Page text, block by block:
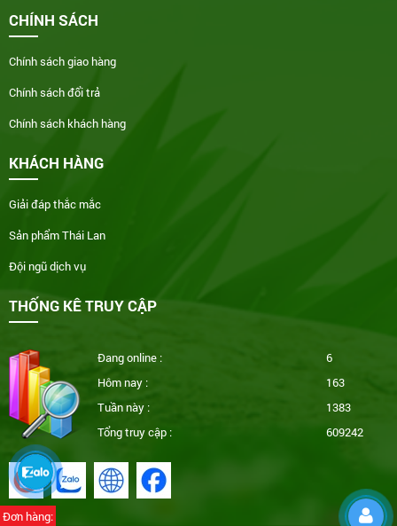
CHÍNH SÁCH
Chính sách giao hàng
Chính sách đổi trả
Chính sách khách hàng
KHÁCH HÀNG
Giải đáp thắc mắc
Sản phẩm Thái Lan
Đội ngũ dịch vụ
THỐNG KÊ TRUY CẬP
Đang online :
6
Hôm nay :
163
Tuần này :
1383
Tổng truy cập :
609242
Đơn hàng: